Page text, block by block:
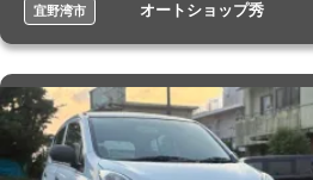
宜野湾市 オートショップ秀